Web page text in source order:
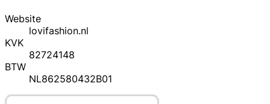
Website
lovifashion.nl
KVK
82724148
BTW
NL862580432B01